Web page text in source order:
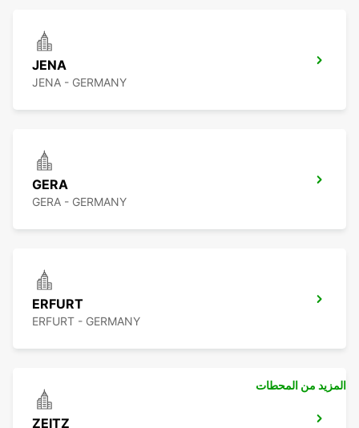
JENA
JENA - GERMANY
GERA
GERA - GERMANY
ERFURT
ERFURT - GERMANY
ZEITZ
المزيد من المحطات